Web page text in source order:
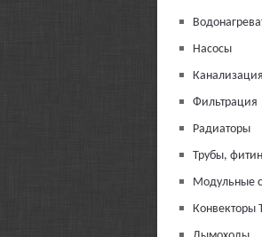
Насосы
Канализация
Фильтрация
Радиаторы
Трубы,
Модульные
Конвекторы